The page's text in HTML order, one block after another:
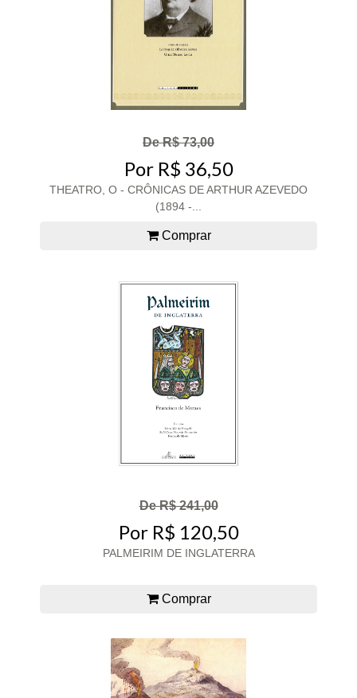
De R$ 73,00
Por R$ 36,50
THEATRO, O - CRÔNICAS DE ARTHUR AZEVEDO
(1894 -...
Comprar
De R$ 241,00
Por R$ 120,50
PALMEIRIM DE INGLATERRA
Comprar